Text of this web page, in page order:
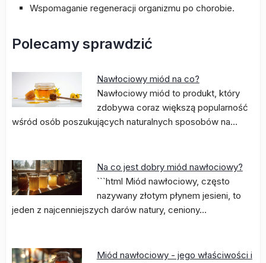
Wspomaganie regeneracji organizmu po chorobie.
Polecamy sprawdzić
Nawłociowy miód na co?
Nawłociowy miód to produkt, który
zdobywa coraz większą popularność
wśród osób poszukujących naturalnych sposobów na…
Na co jest dobry miód nawłociowy?
```html Miód nawłociowy, często
nazywany złotym płynem jesieni, to
jeden z najcenniejszych darów natury, ceniony…
Miód nawłociowy - jego właściwości i